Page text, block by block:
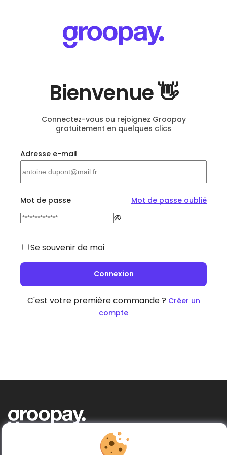
Bienvenue 👋
Connectez-vous ou rejoignez Groopay
gratuitement en quelques clics
Adresse e-mail
Mot de passe Mot de passe oublié
Se souvenir de moi
Connexion
C'est votre première commande ? Créer un
compte
Acheter ensemble, donner plus